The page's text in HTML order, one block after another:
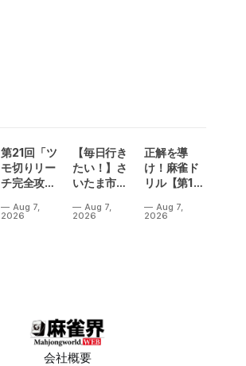
第21回「ツ
モ切りリー
チ完全攻
Aug 7,
2026
【毎日行き
たい！】さ
いたま市に
誕生！？
Aug 7,
2026
正解を導
け！麻雀ド
リル【第14
Aug 7,
2026
会社概要